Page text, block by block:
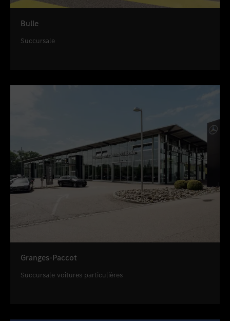
Bulle
Succursale
Granges-Paccot
Succursale voitures particulières